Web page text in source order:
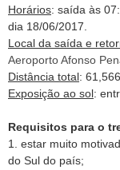
Horários: saída às
dia 18/06/2017.
Local da saída e
Aeroporto Afonso
Distância total:
Exposição ao sol:
Requisitos para o
1. estar muito
do Sul do país;